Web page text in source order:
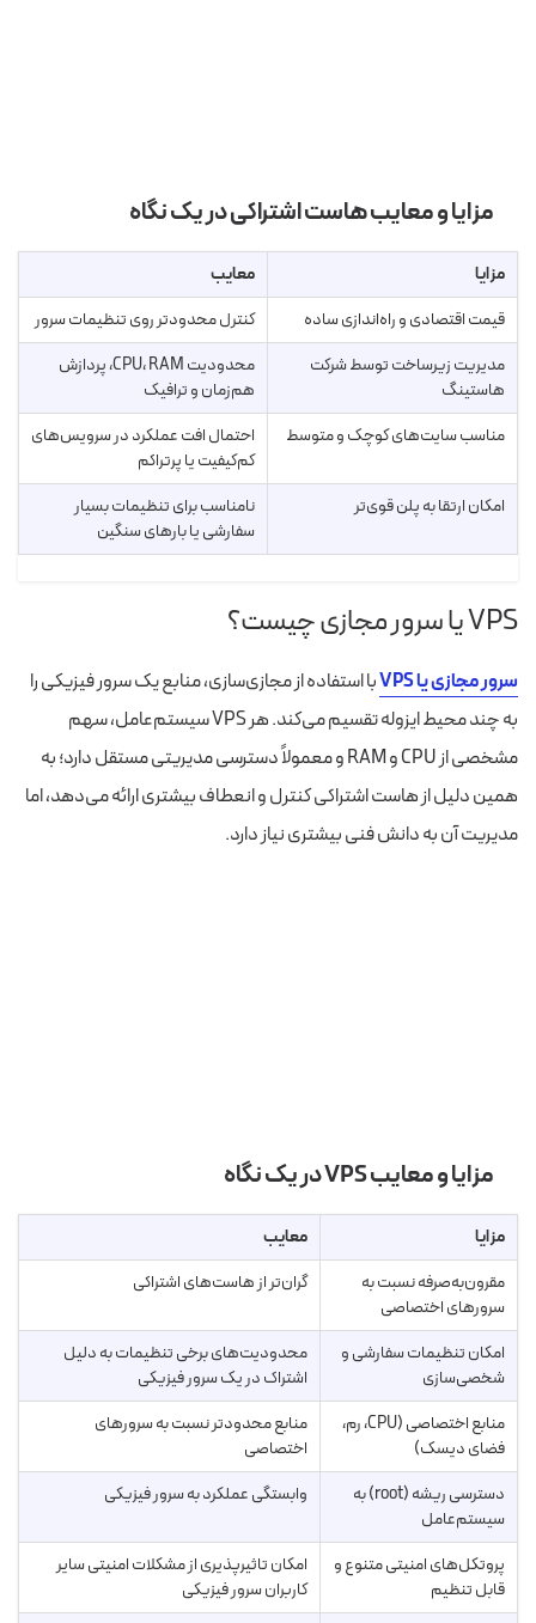
مزایا و معایب هاست اشتراکی در یک نگاه
مزایا
معایب
قیمت اقتصادی و راه‌اندازی ساده
کنترل محدودتر روی تنظیمات سرور
مدیریت زیرساخت توسط شرکت
هاستینگ
محدودیت CPU، RAM، پردازش
هم‌زمان و ترافیک
مناسب سایت‌های کوچک و متوسط
احتمال افت عملکرد در سرویس‌های
کم‌کیفیت یا پرتراکم
امکان ارتقا به پلن قوی‌تر
نامناسب برای تنظیمات بسیار
سفارشی یا بارهای سنگین
VPS یا سرور مجازی چیست؟
سرور مجازی یا VPS
با استفاده از مجازی‌سازی، منابع یک سرور فیزیکی را
به چند محیط ایزوله تقسیم می‌کند. هر VPS سیستم‌عامل، سهم
مشخصی از CPU و RAM و معمولاً دسترسی مدیریتی مستقل دارد؛ به
همین دلیل از هاست اشتراکی کنترل و انعطاف بیشتری ارائه می‌دهد، اما
مدیریت آن به دانش فنی بیشتری نیاز دارد.
مزایا و معایب VPS در یک نگاه
مزایا
معایب
مقرون‌به‌صرفه نسبت به
سرورهای اختصاصی
گران‌تر از هاست‌های اشتراکی
امکان تنظیمات سفارشی و
شخصی‌سازی
محدودیت‌های برخی تنظیمات به دلیل
اشتراک در یک سرور فیزیکی
منابع اختصاصی (CPU، رم،
فضای دیسک)
منابع محدودتر نسبت به سرورهای
اختصاصی
دسترسی ریشه (root) به
سیستم‌عامل
وابستگی عملکرد به سرور فیزیکی
پروتکل‌های امنیتی متنوع و
قابل تنظیم
امکان تاثیرپذیری از مشکلات امنیتی سایر
کاربران سرور فیزیکی